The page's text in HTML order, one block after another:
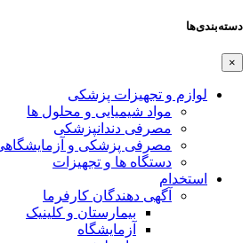
دسته‌بندی‌ها
×
لوازم و تجهیزات پزشکی
مواد شیمیایی و محلول ها
مصرفی دندانپزشکی
مصرفی پزشکی و آزمایشگاهی
دستگاه ها و تجهیزات
استخدام
آگهی دهندگان کارفرما
بیمارستان و کلینیک
آزمایشگاه